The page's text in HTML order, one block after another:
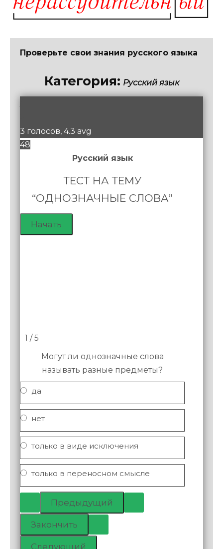
Проверьте свои знания русского языка
Категория: Русский язык
3 голосов, 4.3 avg
48
Русский язык
ТЕСТ НА ТЕМУ
“ОДНОЗНАЧНЫЕ СЛОВА”
1 / 5
Могут ли однозначные слова
называть разные предметы?
да
нет
только в виде исключения
только в переносном смысле